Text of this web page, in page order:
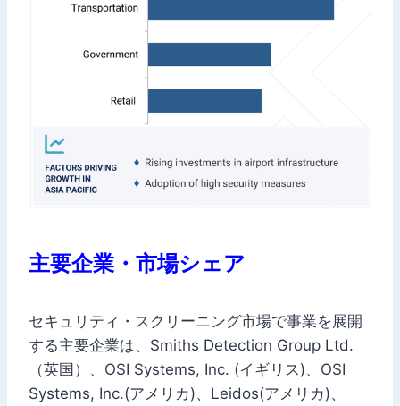
主要企業・市場シェア
セキュリティ・スクリーニング市場で事業を展開
する主要企業は、Smiths Detection Group Ltd.
（英国）、OSI Systems, Inc. (イギリス)、OSI
Systems, Inc.(アメリカ)、Leidos(アメリカ)、